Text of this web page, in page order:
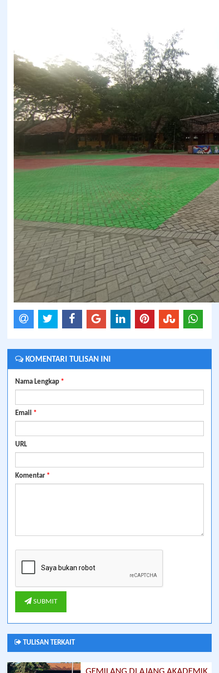
KOMENTARI TULISAN INI
Nama Lengkap *
Email *
URL
Komentar *
SUBMIT
TULISAN TERKAIT